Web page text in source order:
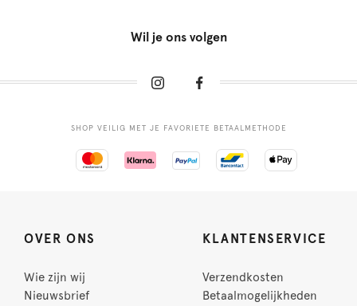
Wil je ons volgen
SHOP VEILIG MET JE FAVORIETE BETAALMETHODE
OVER ONS
Wie zijn wij
Nieuwsbrief
KLANTENSERVICE
Verzendkosten
Betaalmogelijkheden